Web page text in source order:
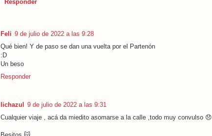
Responder
Feli 9 de julio de 2022 a las 9:28
Qué bien! Y de paso se dan una vuelta por el Partenón
:D
Un beso
Responder
lichazul
9 de julio de 2022 a las 9:31
Cualquier viaje , acá da miedito asomarse a la calle ,todo muy convulso 😞